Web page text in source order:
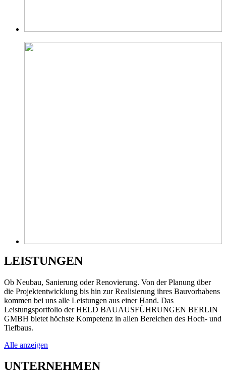
LEISTUNGEN
Ob Neubau, Sanierung oder Renovierung. Von der Planung über
die Projektentwicklung bis hin zur Realisierung ihres Bauvorhabens
kommen bei uns alle Leistungen aus einer Hand. Das
Leistungsportfolio der HELD BAUAUSFÜHRUNGEN BERLIN
GMBH bietet höchste Kompetenz in allen Bereichen des Hoch- und
Tiefbaus.
Alle anzeigen
UNTERNEHMEN